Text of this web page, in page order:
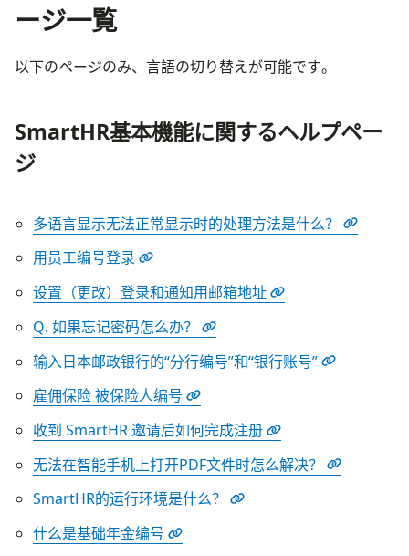
ージ一覧
以下のページのみ、言語の切り替えが可能です。
SmartHR基本機能に関するヘルプペー
ジ
多语言显示无法正常显示时的处理方法是什么？
用员工编号登录
设置（更改）登录和通知用邮箱地址
Q. 如果忘记密码怎么办？
输入日本邮政银行的“分行编号”和“银行账号”
雇佣保险 被保险人编号
收到 SmartHR 邀请后如何完成注册
无法在智能手机上打开PDF文件时怎么解决？
SmartHR的运行环境是什么？
什么是基础年金编号